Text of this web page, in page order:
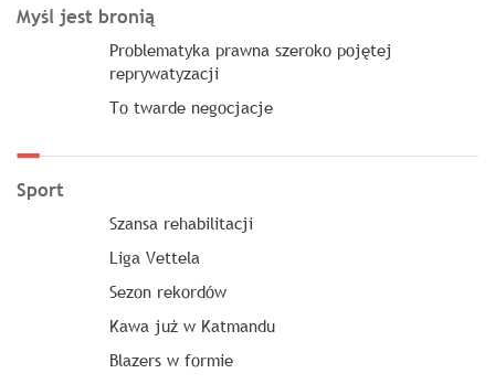
Myśl jest bronią
Problematyka prawna szeroko pojętej
reprywatyzacji
To twarde negocjacje
Sport
Szansa rehabilitacji
Liga Vettela
Sezon rekordów
Kawa już w Katmandu
Blazers w formie